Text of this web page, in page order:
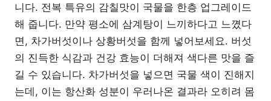
니다. 전복 특유의 감칠맛이 국물을 한층 업그레이드
해 줍니다. 만약 평소에 삼계탕이 느끼하다고 느꼈다
면, 차가버섯이나 상황버섯을 함께 넣어보세요. 버섯
의 진득한 식감과 건강 효능이 더해져 색다른 맛을 즐
길 수 있습니다. 차가버섯을 넣으면 국물 색이 진해지
는데, 이는 항산화 성분이 우러나온 결과라 오히려 몸